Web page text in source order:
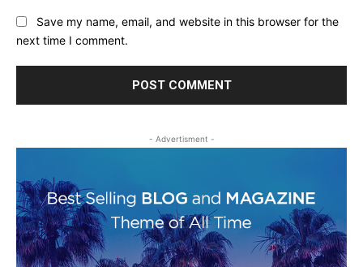
Save my name, email, and website in this browser for the
next time I comment.
- Advertisment -